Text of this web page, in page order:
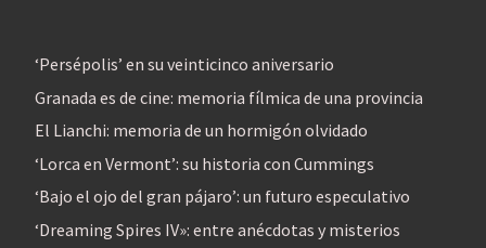
‘Persépolis’ en su veinticinco aniversario
Granada es de cine: memoria fílmica de una provincia
El Lianchi: memoria de un hormigón olvidado
‘Lorca en Vermont’: su historia con Cummings
‘Bajo el ojo del gran pájaro’: un futuro especulativo
‘Dreaming Spires IV»: entre anécdotas y misterios